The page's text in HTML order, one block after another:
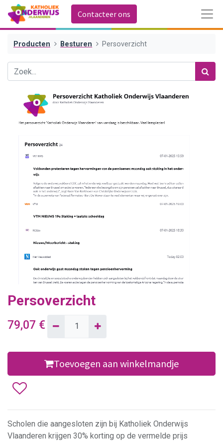
Contacteer ons
Producten Besturen Persoverzicht
Persoverzicht
79,07 €
Toevoegen aan winkelmandje
Scholen die aangesloten zijn bij Katholiek Onderwijs
Vlaanderen krijgen 30% korting op de vermelde prijs